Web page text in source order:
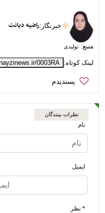
خبرنگار :راضیه دیانت
منبع: تولیدی
لینک کوتاه: 0003RA
نظرات بینندگان
نام
ایمیل
* نظر